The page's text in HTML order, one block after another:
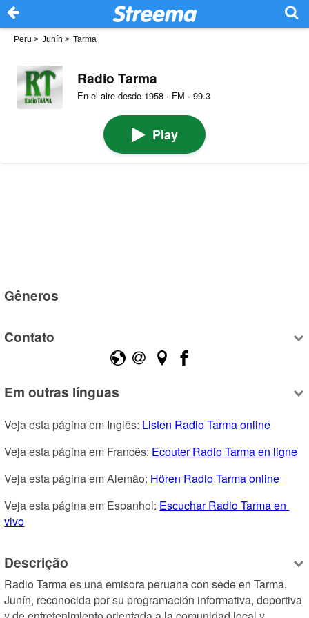
Peru > Junín > Tarma
Radio Tarma
En el aire desde 1958 · FM · 99.3
Play
Gêneros
Contato
Em outras línguas
Veja esta página em Inglês: Listen Radio Tarma online
Veja esta página em Francês: Ecouter Radio Tarma en ligne
Veja esta página em Alemão: Hören Radio Tarma online
Veja esta página em Espanhol: Escuchar Radio Tarma en
vivo
Descrição
Radio Tarma es una emisora peruana con sede en Tarma,
Junín, reconocida por su programación informativa, deportiva